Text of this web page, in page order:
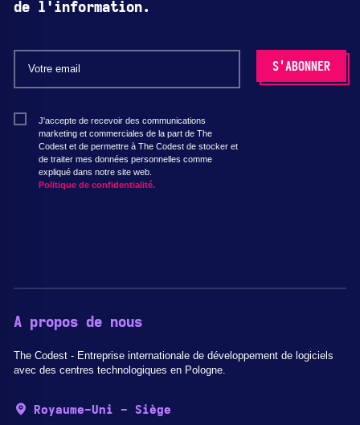
de l'information.
J'accepte de recevoir des communications
marketing et commerciales de la part de The
Codest et de permettre à The Codest de stocker et
de traiter mes données personnelles comme
expliqué dans notre site web.
Politique de confidentialité.
A propos de nous
The Codest - Entreprise internationale de développement de logiciels
avec des centres technologiques en Pologne.
Royaume-Uni - Siège